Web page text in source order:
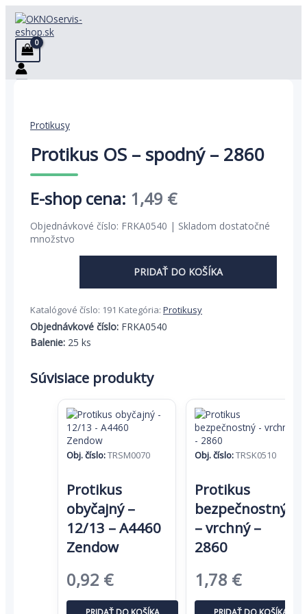
Preskočiť
na
obsah
Protikusy
Protikus OS – spodný – 2860
Pôvodná
cena
2,29 €.
1,49 €Aktuálna
cena
1,49 €.
Objednávkové číslo: FRKA0540 | Skladom dostatočné
množstvo
OS
-
spodný
-
PRIDAŤ DO KOŠÍKA
Katalógové číslo: 191 Kategória: Protikusy
Objednávkové číslo: FRKA0540
Balenie: 25 ks
Súvisiace produkty
Obj. číslo:TRSM0070
Protikus
obyčajný –
12/13 – A4460
Zendow
Pôvodná
cena
0,92 €Aktuálna
cena
Obj. číslo:TRSK0510
Protikus
bezpečnostný
– vrchný –
2860
Pôvodná
cena
1,78 €
cena